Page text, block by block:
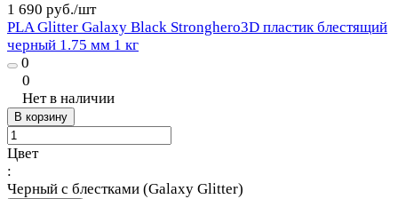
1 690 руб./шт
PLA Glitter Galaxy Black Stronghero3D пластик блестящий
черный 1.75 мм 1 кг
0
0
Нет в наличии
В корзину
Цвет
:
Черный с блестками (Galaxy Glitter)